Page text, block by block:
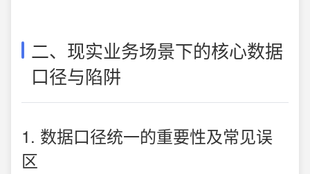
二、现实业务场景下的核心数据
口径与陷阱
1. 数据口径统一的重要性及常见误
区